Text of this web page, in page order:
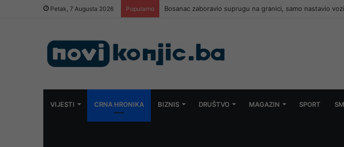
Petak, 7 Augusta 2026 Popularno Bosanac zaboravio suprugu na granici, samo nastavio
VIJESTI CRNA HRONIKA BIZNIS DRUŠTVO MAGAZIN SPORT